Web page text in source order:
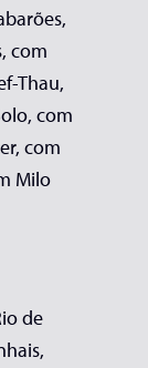
com
Thau,
com
com
Milo
de